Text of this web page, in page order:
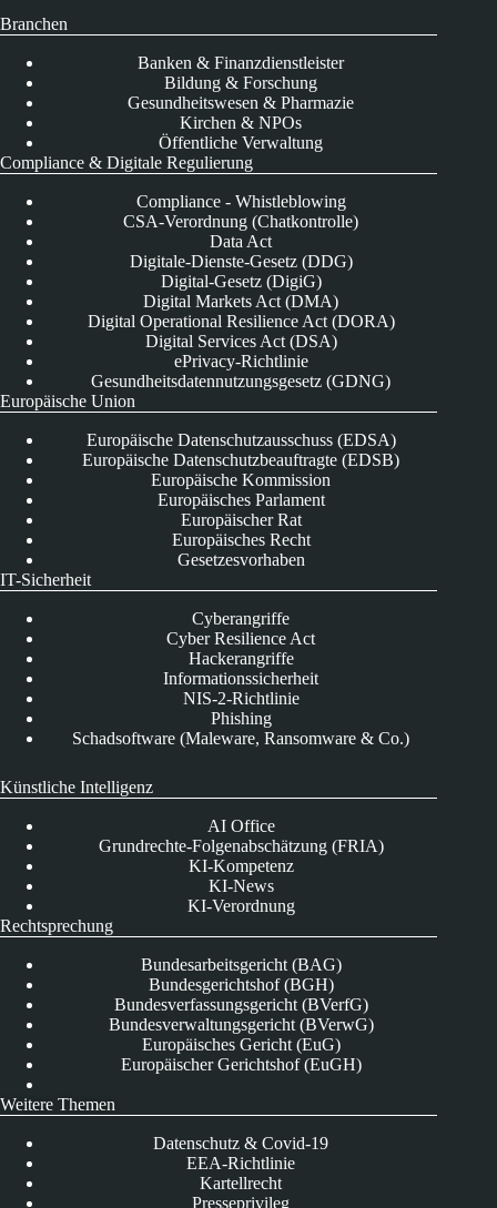
Branchen
Banken & Finanzdienstleister
Bildung & Forschung
Gesundheitswesen & Pharmazie
Kirchen & NPOs
Öffentliche Verwaltung
Compliance & Digitale Regulierung
Compliance - Whistleblowing
CSA-Verordnung (Chatkontrolle)
Data Act
Digitale-Dienste-Gesetz (DDG)
Digital-Gesetz (DigiG)
Digital Markets Act (DMA)
Digital Operational Resilience Act (DORA)
Digital Services Act (DSA)
ePrivacy-Richtlinie
Gesundheitsdatennutzungsgesetz (GDNG)
Europäische Union
Europäische Datenschutzausschuss (EDSA)
Europäische Datenschutzbeauftragte (EDSB)
Europäische Kommission
Europäisches Parlament
Europäischer Rat
Europäisches Recht
Gesetzesvorhaben
IT-Sicherheit
Cyberangriffe
Cyber Resilience Act
Hackerangriffe
Informationssicherheit
NIS-2-Richtlinie
Phishing
Schadsoftware (Maleware, Ransomware & Co.)
Künstliche Intelligenz
AI Office
Grundrechte-Folgenabschätzung (FRIA)
KI-Kompetenz
KI-News
KI-Verordnung
Rechtsprechung
Bundesarbeitsgericht (BAG)
Bundesgerichtshof (BGH)
Bundesverfassungsgericht (BVerfG)
Bundesverwaltungsgericht (BVerwG)
Europäisches Gericht (EuG)
Europäischer Gerichtshof (EuGH)
Weitere Themen
Datenschutz & Covid-19
EEA-Richtlinie
Kartellrecht
Presseprivileg